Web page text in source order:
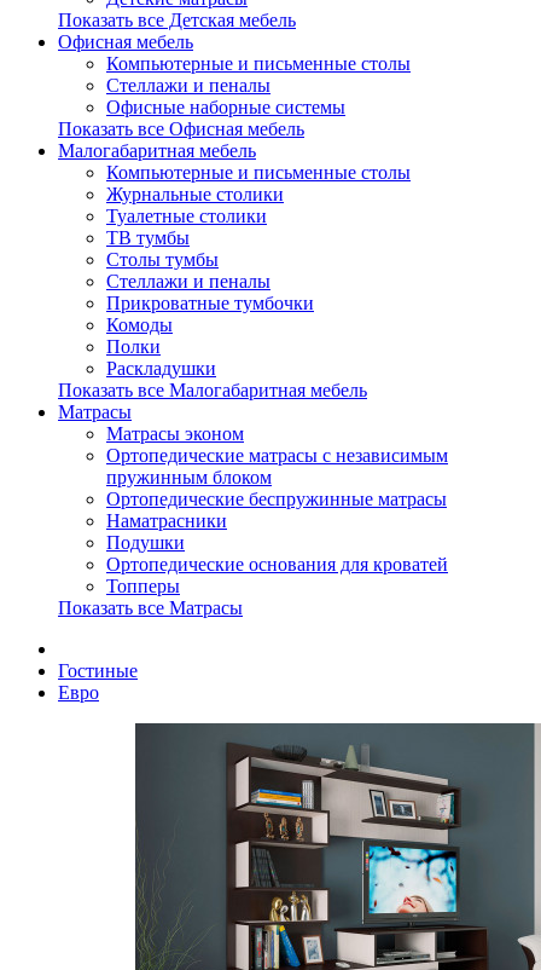
Показать все Детская мебель
Офисная мебель
Компьютерные и письменные столы
Стеллажи и пеналы
Офисные наборные системы
Показать все Офисная мебель
Малогабаритная мебель
Компьютерные и письменные столы
Журнальные столики
Туалетные столики
ТВ тумбы
Столы тумбы
Стеллажи и пеналы
Прикроватные тумбочки
Комоды
Полки
Раскладушки
Показать все Малогабаритная мебель
Матрасы
Матрасы эконом
Ортопедические матрасы с независимым
пружинным блоком
Ортопедические беспружинные матрасы
Наматрасники
Подушки
Ортопедические основания для кроватей
Топперы
Показать все Матрасы
Гостиные
Евро